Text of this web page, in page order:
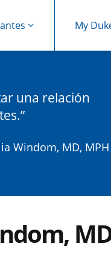
My
una relación
Windom, MD, MPH